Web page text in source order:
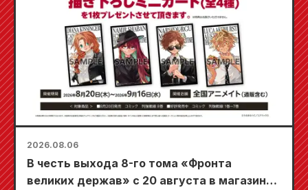
2026.08.06
В честь выхода 8-го тома «Фронта
великих держав» с 20 августа в магазинах